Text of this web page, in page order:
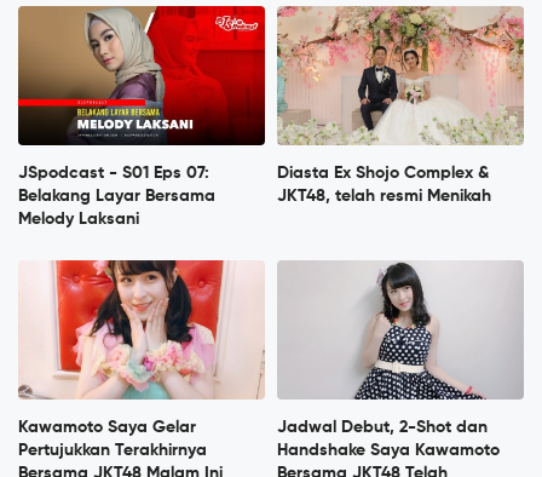
JSpodcast - S01 Eps 07:
Belakang Layar Bersama
Melody Laksani
Diasta Ex Shojo Complex &
JKT48, telah resmi Menikah
Kawamoto Saya Gelar
Pertujukkan Terakhirnya
Bersama JKT48 Malam Ini
Jadwal Debut, 2-Shot dan
Handshake Saya Kawamoto
Bersama JKT48 Telah